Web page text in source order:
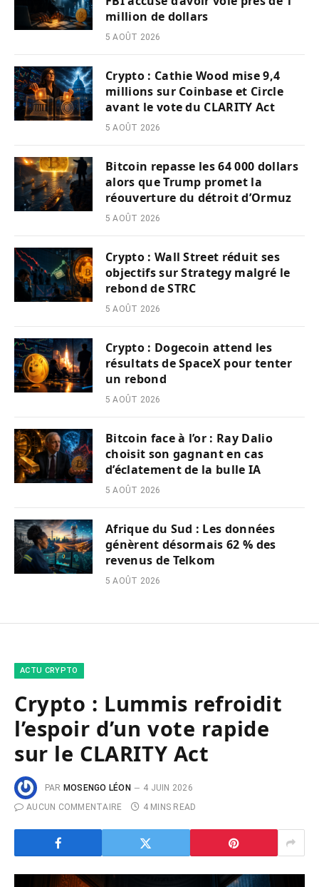
million de dollars
5 AOÛT 2026
Crypto : Cathie Wood mise 9,4
millions sur Coinbase et Circle
avant le vote du CLARITY Act
5 AOÛT 2026
Bitcoin repasse les 64 000 dollars
alors que Trump promet la
réouverture du détroit d’Ormuz
5 AOÛT 2026
Crypto : Wall Street réduit ses
objectifs sur Strategy malgré le
rebond de STRC
5 AOÛT 2026
Crypto : Dogecoin attend les
résultats de SpaceX pour tenter
un rebond
5 AOÛT 2026
Bitcoin face à l’or : Ray Dalio
choisit son gagnant en cas
d’éclatement de la bulle IA
5 AOÛT 2026
Afrique du Sud : Les données
génèrent désormais 62 % des
revenus de Telkom
5 AOÛT 2026
ACTU CRYPTO
Crypto : Lummis refroidit
l’espoir d’un vote rapide
sur le CLARITY Act
PAR MOSENGO LÉON
4 JUIN 2026
AUCUN COMMENTAIRE
4 MINS READ